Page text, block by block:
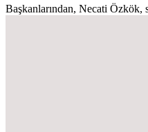
Başkanlarından, Necati Özkök,